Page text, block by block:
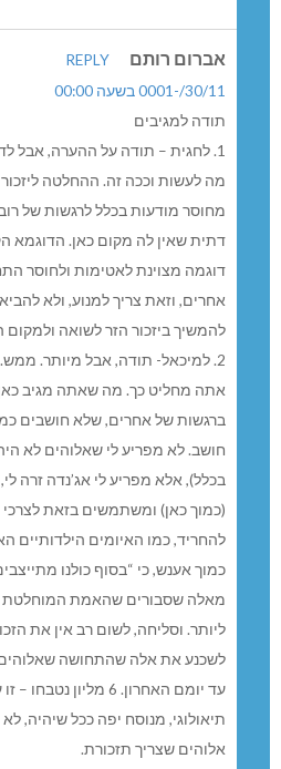
אברום רותם
REPLY
30/11/-0001 בשעה 00:00
תודה למגיבים
1. לחגית – תודה על ההערה, אבל
מה לעשות וככה זה. ההחלטה
מחוסר מודעות בכלל לרגשות של רוב
דתית שאין לה מקום כאן. הדוגמא
דוגמה מצוינת לאטימות ולחוסר
אחרים, וזאת צריך למנוע, ולא
להמשיך ביזכור הזר לשואה ולמקום
2. למיכאל- תודה, אבל מיותר.
אתה מחליט כך. מה שאתה מגיב
ברגשות של אחרים, שלא חושבים
חושב. לא מפריע לי שאלוהים לא היה
בכלל), אלא מפריע לי אג’נדה זרה
(כמוך כאן) ומשתמשים בזאת
להחריד, כמו האיומים
כמוך אענש, כי “בסוף כולנו
מאלה שסבורים שהאמת
ליותר. וסליחה, לשום רב אין את
לשכנע את אלה שהתחושה שאלוהים
עד יומם האחרון. 6
תיאולוגי, מנוסח יפה ככל שיהיה,
אלוהים שצריך תזכורת.